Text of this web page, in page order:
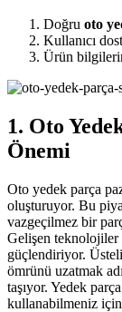
Doğru oto
Kullanıcı
Ürün
1. Oto
Önemi
Oto yedek parça
oluşturuyor. Bu
vazgeçilmez bir
Gelişen teknolojiler
güçlendiriyor.
ömrünü uzatmak
taşıyor. Yedek
kullanabilmeniz